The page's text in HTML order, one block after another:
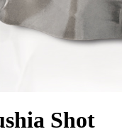
Shot